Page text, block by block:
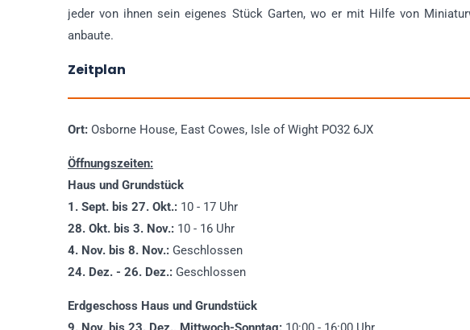
jeder von ihnen sein eigenes Stück Garten, wo er mit Hilfe von
anbaute.
Zeitplan
Ort: Osborne House, East Cowes, Isle of Wight PO32 6JX
Öffnungszeiten:
Haus und Grundstück
1. Sept. bis 27. Okt.: 10 - 17 Uhr
28. Okt. bis 3. Nov.: 10 - 16 Uhr
4. Nov. bis 8. Nov.: Geschlossen
24. Dez. - 26. Dez.: Geschlossen
Erdgeschoss Haus und Grundstück